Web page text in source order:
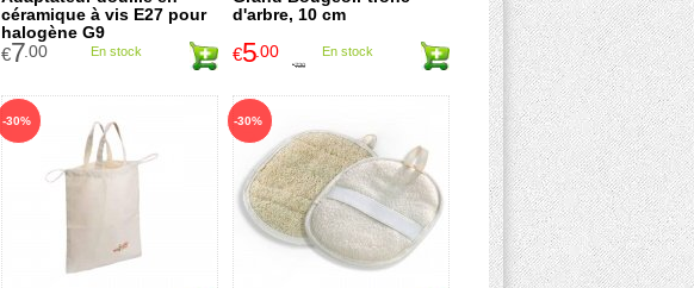
céramique à vis E27 pour
halogène G9
€7.00 En stock
d'arbre, 10 cm
€7.20
€5.00 En stock
-30% -30%